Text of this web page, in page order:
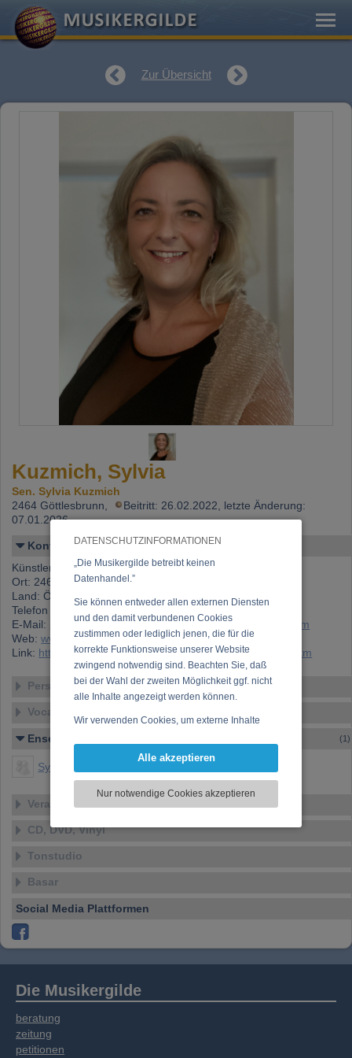
DATENSCHUTZINFORMATIONEN
„Die Musikergilde betreibt keinen
Datenhandel.”
Sie können entweder allen externen Diensten
und den damit verbundenen Cookies
zustimmen oder lediglich jenen, die für die
korrekte Funktionsweise unserer Website
zwingend notwendig sind. Beachten Sie, daß
bei der Wahl der zweiten Möglichkeit ggf. nicht
alle Inhalte angezeigt werden können.
Wir verwenden Cookies, um externe Inhalte
Funktionen für soziale Medien anbieten zu
zu analysieren. Dabei werden ggf.
Informationen zu Ihrer Verwendung unserer
soziale Medien, Werbung und Analysen
Informationen möglicherweise mit weiteren
Dienste gesammelt haben.
Alle akzeptieren
Nur notwendige Cookies akzeptieren
Zur Übersicht
Kuzmich, Sylvia
Sen. Sylvia Kuzmich
2464 Göttlesbrunn,
Beitritt: 26.02.2022, letzte Änderung:
07.01.2026
Kontakt
Künstlername: Kuzmich, Sylvia
Ort: 2464 Göttlesbrunn
Land: Österreich
Telefon 1: +43 (0)699 100 01 018
E-Mail:
sylvia.kuzmich@professionalofficemanagement.com
Web:www.symphonicwindweb.com
Link: https://www.musikergilde.at/mitglied/SylviaKuzmich.htm
Personen-Details
Vocal – Instrumental – Komposition...
Ensemble (1)
Symphonic Wind Web
Veranstaltungen
CD, DVD, Vinyl
Tonstudio
Basar
Social Media Plattformen
Die Musikergilde
beratung
zeitung
petitionen